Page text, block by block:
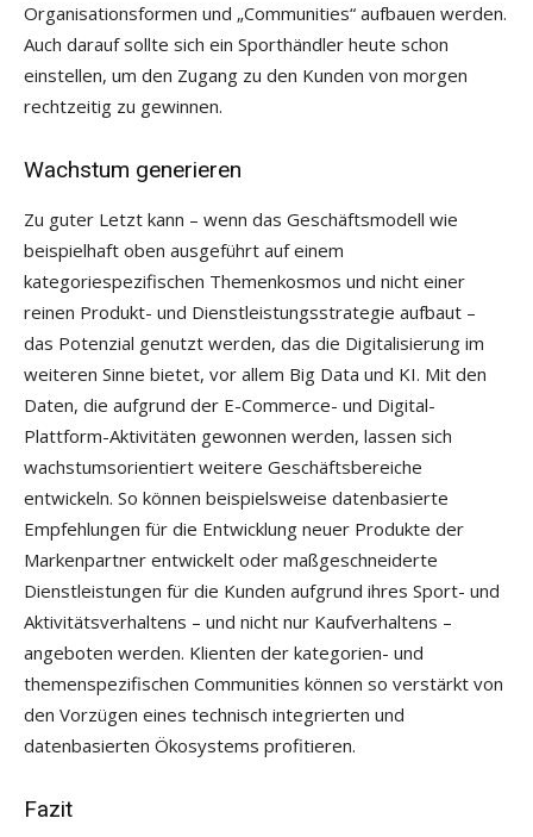
Organisationsformen und „Communities“ aufbauen werden.
Auch darauf sollte sich ein Sporthändler heute schon
einstellen, um den Zugang zu den Kunden von morgen
rechtzeitig zu gewinnen.
Wachstum generieren
Zu guter Letzt kann – wenn das Geschäftsmodell wie
beispielhaft oben ausgeführt auf einem
kategoriespezifischen Themenkosmos und nicht einer
reinen Produkt- und Dienstleistungsstrategie aufbaut –
das Potenzial genutzt werden, das die Digitalisierung im
weiteren Sinne bietet, vor allem Big Data und KI. Mit den
Daten, die aufgrund der E-Commerce- und Digital-
Plattform-Aktivitäten gewonnen werden, lassen sich
wachstumsorientiert weitere Geschäftsbereiche
entwickeln. So können beispielsweise datenbasierte
Empfehlungen für die Entwicklung neuer Produkte der
Markenpartner entwickelt oder maßgeschneiderte
Dienstleistungen für die Kunden aufgrund ihres Sport- und
Aktivitätsverhaltens – und nicht nur Kaufverhaltens –
angeboten werden. Klienten der kategorien- und
themenspezifischen Communities können so verstärkt von
den Vorzügen eines technisch integrierten und
datenbasierten Ökosystems profitieren.
Fazit